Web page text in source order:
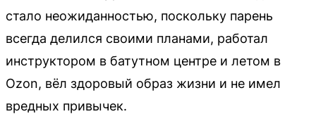
стало неожиданностью, поскольку парень
всегда делился своими планами, работал
инструктором в батутном центре и летом в
Ozon, вёл здоровый образ жизни и не имел
вредных привычек.